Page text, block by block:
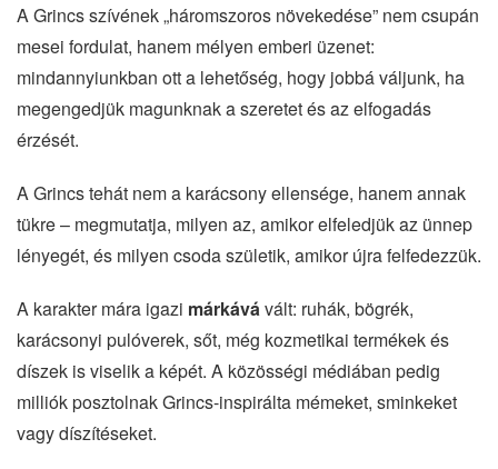
A Grincs szívének „háromszoros növekedése” nem csupán
mesei fordulat, hanem mélyen emberi üzenet:
mindannyiunkban ott a lehetőség, hogy jobbá váljunk, ha
megengedjük magunknak a szeretet és az elfogadás
érzését.
A Grincs tehát nem a karácsony ellensége, hanem annak
tükre – megmutatja, milyen az, amikor elfeledjük az ünnep
lényegét, és milyen csoda születik, amikor újra felfedezzük.
A karakter mára igazi márkává vált: ruhák, bögrék,
karácsonyi pulóverek, sőt, még kozmetikai termékek és
díszek is viselik a képét. A közösségi médiában pedig
milliók posztolnak Grincs-inspirálta mémeket, sminkeket
vagy díszítéseket.